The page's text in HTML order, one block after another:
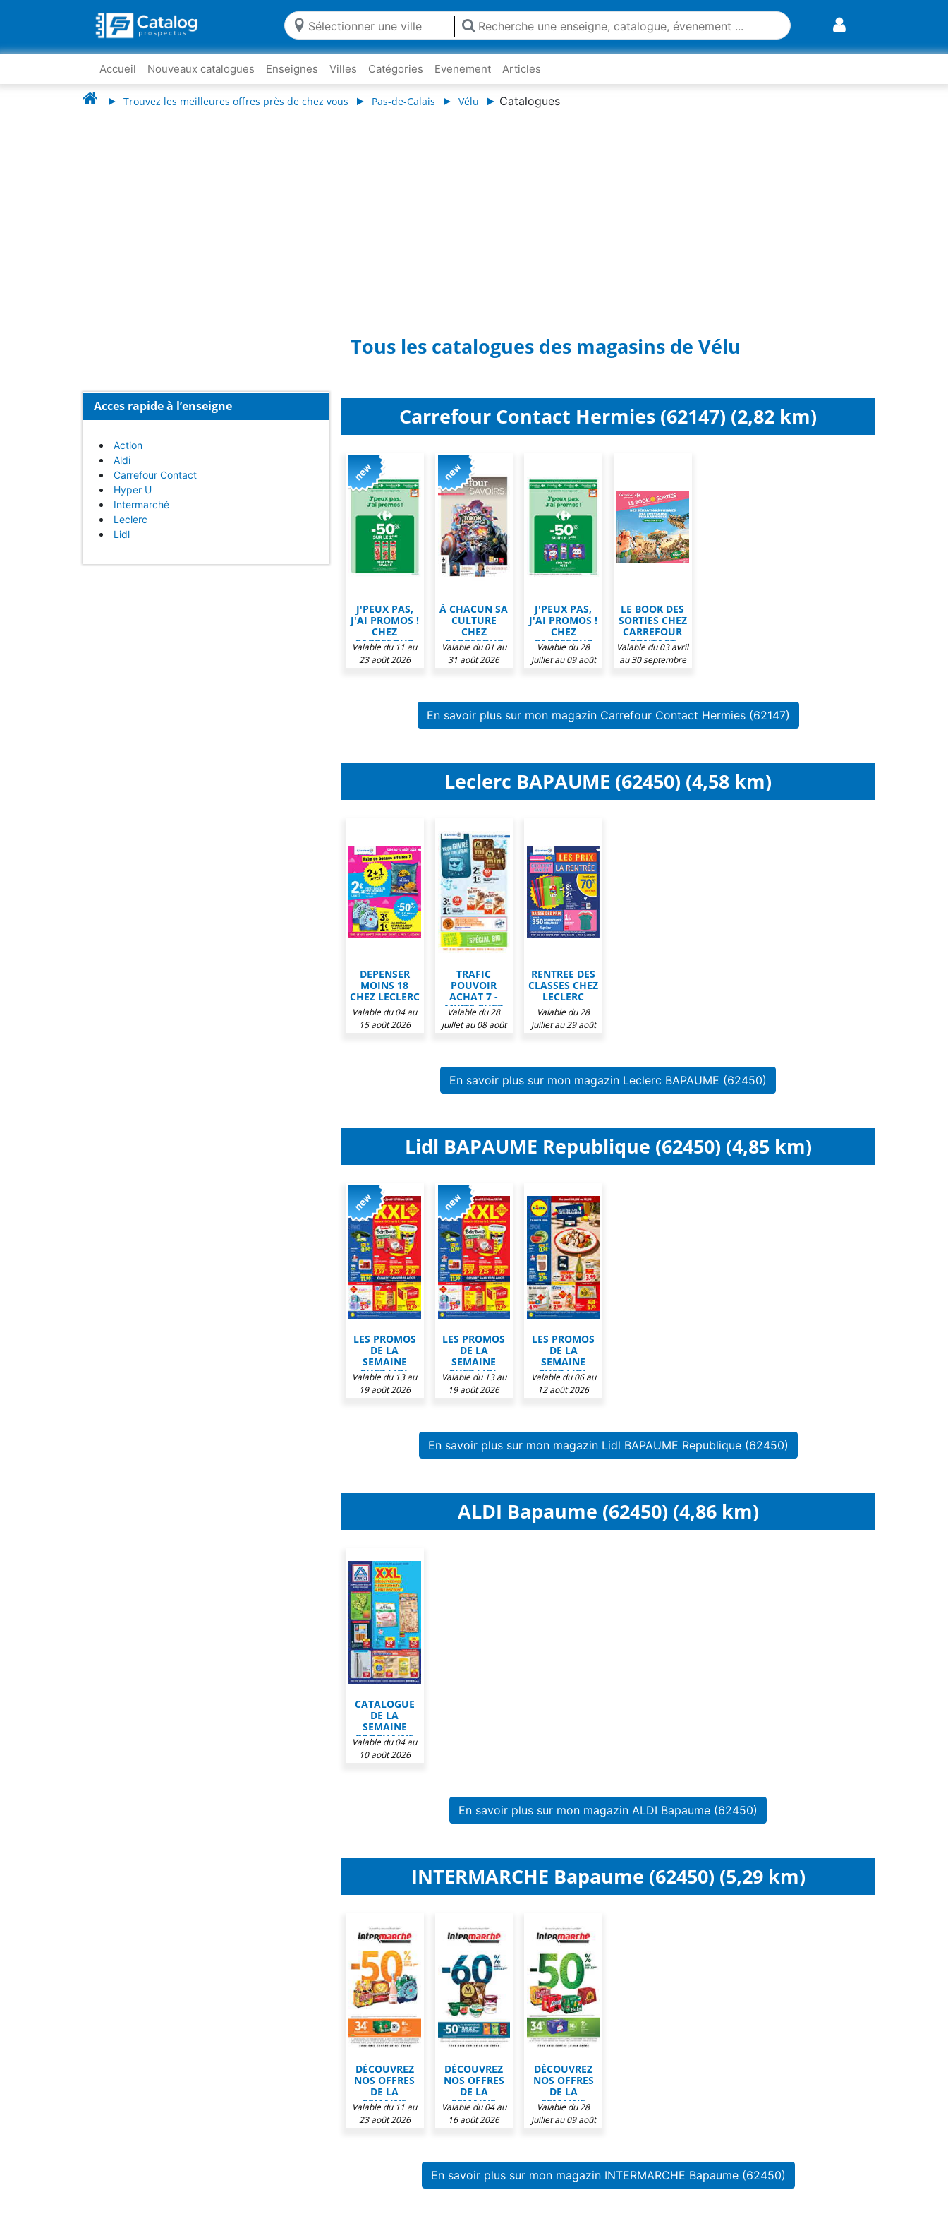
Accueil Nouveaux catalogues Enseignes Villes Catégories Evenement Articles
Trouvez les meilleures offres près de chez vous Pas-de-Calais Vélu Catalogues
Acces rapide à l’enseigne
Action
Aldi
Carrefour Contact
Hyper U
Intermarché
Leclerc
Lidl
Tous les catalogues des magasins de Vélu
Carrefour Contact Hermies (62147) (2,82 km)
J'PEUX PAS,
J'AI PROMOS !
CHEZ
CARREFOUR
CONTACT
Valable du 11 au
23 août 2026
À CHACUN SA
CULTURE
CHEZ
CARREFOUR
CONTACT
Valable du 01 au
31 août 2026
J'PEUX PAS,
J'AI PROMOS !
CHEZ
CARREFOUR
CONTACT
Valable du 28
juillet au 09 août
LE BOOK DES
SORTIES CHEZ
CARREFOUR
CONTACT
Valable du 03 avril
au 30 septembre
En savoir plus sur mon magazin Carrefour Contact Hermies (62147)
Leclerc BAPAUME (62450) (4,58 km)
DEPENSER
MOINS 18
CHEZ LECLERC
Valable du 04 au
15 août 2026
TRAFIC
POUVOIR
ACHAT 7 -
MIXTE CHEZ
LECLERC
Valable du 28
juillet au 08 août
RENTREE DES
CLASSES CHEZ
LECLERC
Valable du 28
juillet au 29 août
En savoir plus sur mon magazin Leclerc BAPAUME (62450)
Lidl BAPAUME Republique (62450) (4,85 km)
LES PROMOS
DE LA
SEMAINE
CHEZ LIDL
Valable du 13 au
19 août 2026
LES PROMOS
DE LA
SEMAINE
CHEZ LIDL
Valable du 13 au
19 août 2026
LES PROMOS
DE LA
SEMAINE
CHEZ LIDL
Valable du 06 au
12 août 2026
En savoir plus sur mon magazin Lidl BAPAUME Republique (62450)
ALDI Bapaume (62450) (4,86 km)
CATALOGUE
DE LA
SEMAINE
PROCHAINE
CHEZ ALDI
Valable du 04 au
10 août 2026
En savoir plus sur mon magazin ALDI Bapaume (62450)
INTERMARCHE Bapaume (62450) (5,29 km)
DÉCOUVREZ
NOS OFFRES
DE LA
SEMAINE
CHEZ
INTERMARCHÉ
Valable du 11 au
23 août 2026
DÉCOUVREZ
NOS OFFRES
DE LA
SEMAINE
CHEZ
INTERMARCHÉ
Valable du 04 au
16 août 2026
DÉCOUVREZ
NOS OFFRES
DE LA
SEMAINE
CHEZ
INTERMARCHÉ
Valable du 28
juillet au 09 août
En savoir plus sur mon magazin INTERMARCHE Bapaume (62450)